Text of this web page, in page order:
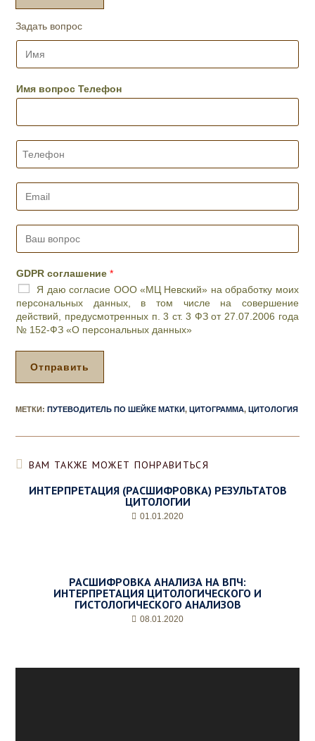
у
р
,
д
е
ь
и
ж
е
р
е
п
и
*
Задать вопрос
И
*Имя вопрос Телефон
Т
е
о
н
E
i
*
В
в
о
о
*
GDPR соглашение*
Я даю согласие ООО «МЦ Невский» на обработку моих
персональных данных, в том числе на совершение
действий, предусмотренных п. 3 ст. 3 ФЗ от 27.07.2006 года
№ 152-ФЗ «О персональных данных»
Отправить
МЕТКИ : ПУТЕВОДИТЕЛЬ ПО ШЕЙКЕ МАТКИ, ЦИТОГРАММА, ЦИТОЛОГИЯ
ВАМ ТАКЖЕ МОЖЕТ ПОНРАВИТЬСЯ
ИНТЕРПРЕТАЦИЯ (РАСШИФРОВКА) РЕЗУЛЬТАТОВ
ЦИТОЛОГИИ
01.01.2020
РАСШИФРОВКА АНАЛИЗА НА ВПЧ:
ИНТЕРПРЕТАЦИЯ ЦИТОЛОГИЧЕСКОГО И
ГИСТОЛОГИЧЕСКОГО АНАЛИЗОВ
08.01.2020